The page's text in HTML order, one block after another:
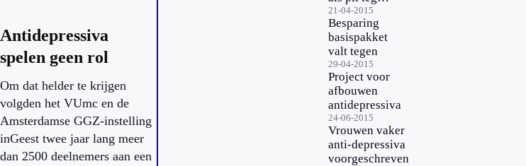
Antidepressiva
spelen geen rol
Om dat helder te krijgen
volgden het VUmc en de
Amsterdamse GGZ-instelling
inGeest twee jaar lang meer
dan 2500 deelnemers aan een
depressie
21-04-2015
Besparing
basispakket
valt tegen
29-04-2015
Project voor
afbouwen
antidepressiva
24-06-2015
Vrouwen vaker
anti-depressiva
voorgeschreven